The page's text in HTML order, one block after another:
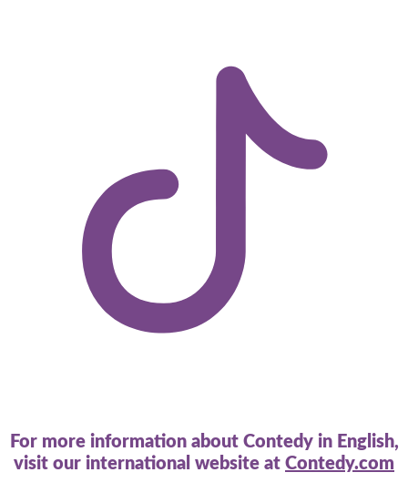
For more information about Contedy in English,
visit our international website at Contedy.com